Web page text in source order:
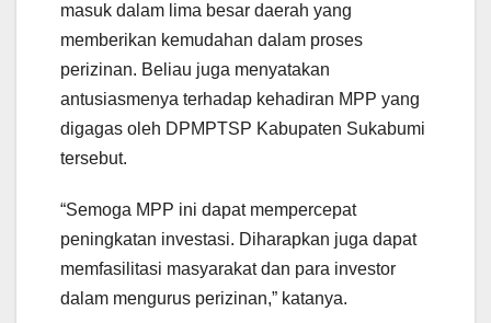
masuk dalam lima besar daerah yang
memberikan kemudahan dalam proses
perizinan. Beliau juga menyatakan
antusiasmenya terhadap kehadiran MPP yang
digagas oleh DPMPTSP Kabupaten Sukabumi
tersebut.
“Semoga MPP ini dapat mempercepat
peningkatan investasi. Diharapkan juga dapat
memfasilitasi masyarakat dan para investor
dalam mengurus perizinan,” katanya.